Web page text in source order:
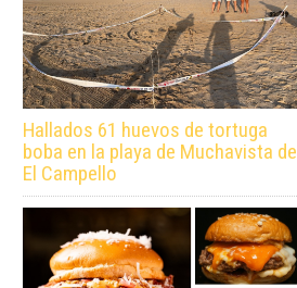
Hallados 61 huevos de tortuga
boba en la playa de Muchavista de
El Campello